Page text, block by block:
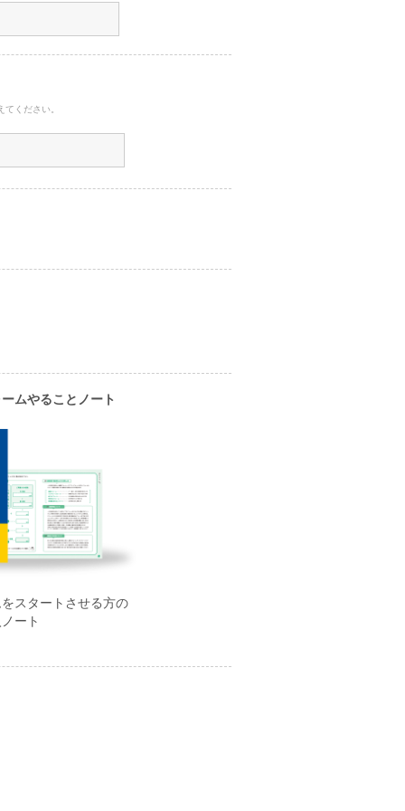
ください。
ムやることノート
スタートさせる方の
ート